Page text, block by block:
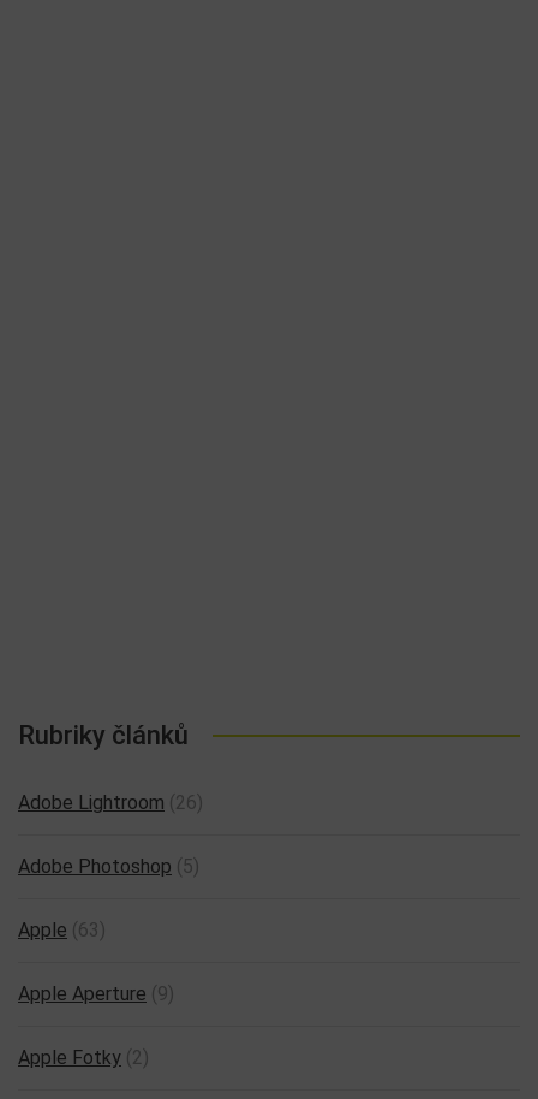
Rubriky článků
Adobe Lightroom (26)
Adobe Photoshop (5)
Apple (63)
Apple Aperture (9)
Apple Fotky (2)